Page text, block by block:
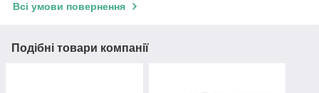
Всі умови повернення
Подібні товари компанії